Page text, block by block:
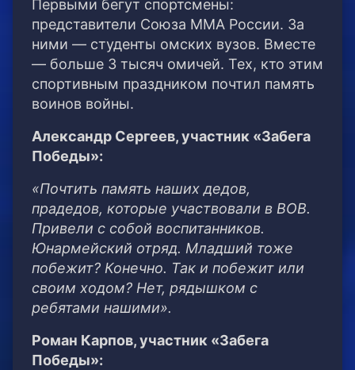
Первыми бегут спортсмены:
представители Союза ММА России. За
ними — студенты омских вузов. Вместе
— больше 3 тысяч омичей. Тех, кто этим
спортивным праздником почтил память
воинов войны.
Александр Сергеев, участник «Забега
Победы»:
«Почтить память наших дедов,
прадедов, которые участвовали в ВОВ.
Привели с собой воспитанников.
Юнармейский отряд. Младший тоже
побежит? Конечно. Так и побежит или
своим ходом? Нет, рядышком с
ребятами нашими».
Роман Карпов, участник «Забега
Победы»: